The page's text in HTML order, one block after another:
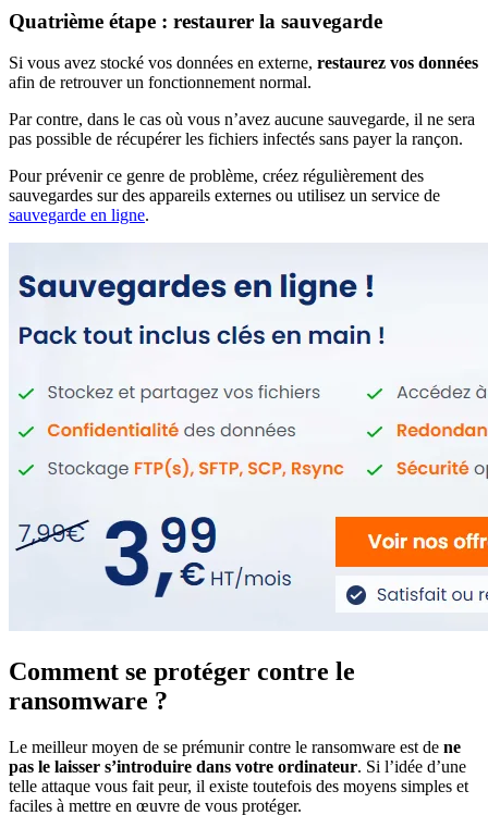
Quatrième étape : restaurer la sauvegarde
Si vous avez stocké vos données en externe, restaurez vos données
afin de retrouver un fonctionnement normal.
Par contre, dans le cas où vous n’avez aucune sauvegarde, il ne sera
pas possible de récupérer les fichiers infectés sans payer la rançon.
Pour prévenir ce genre de problème, créez régulièrement des
sauvegardes sur des appareils externes ou utilisez un service de
sauvegarde en ligne.
Comment se protéger contre le
ransomware ?
Le meilleur moyen de se prémunir contre le ransomware est de ne
pas le laisser s’introduire dans votre ordinateur. Si l’idée d’une
telle attaque vous fait peur, il existe toutefois des moyens simples et
faciles à mettre en œuvre de vous protéger.